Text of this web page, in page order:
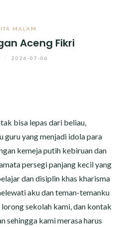
MALAM
Aceng Fikri
2026-07-06
bisa lepas dari beliau,
guru yang menjadi idola para
kemeja putih kebiruan dan
persegi panjang kecil yang
dan disiplin khas kharisma
aku dan teman-temanku
sekolah kami, dan kontak
sehingga kami merasa harus